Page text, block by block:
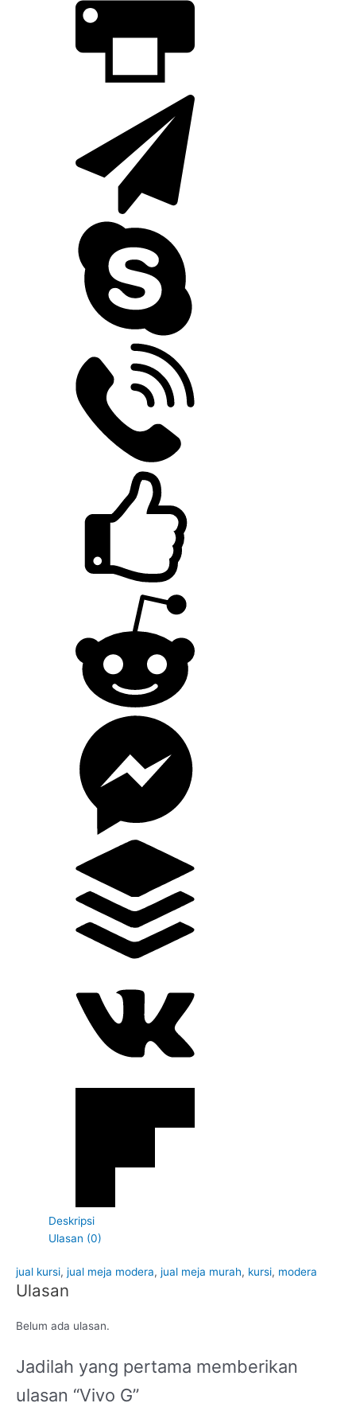
Deskripsi
Ulasan (0)
jual kursi, jual meja modera, jual meja murah, kursi, modera
Ulasan
Belum ada ulasan.
Jadilah yang pertama memberikan
ulasan “Vivo G”